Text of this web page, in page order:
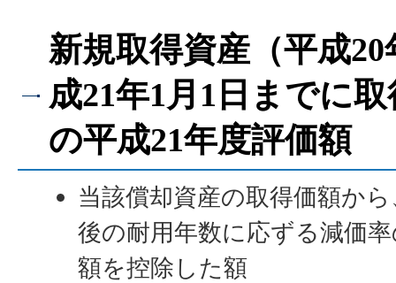
新規取得資産（平成
成21年1月1日までに
の平成21年度評価額
当該償却資産の取得価額か
後の耐用年数に応ずる減価
額を控除した額